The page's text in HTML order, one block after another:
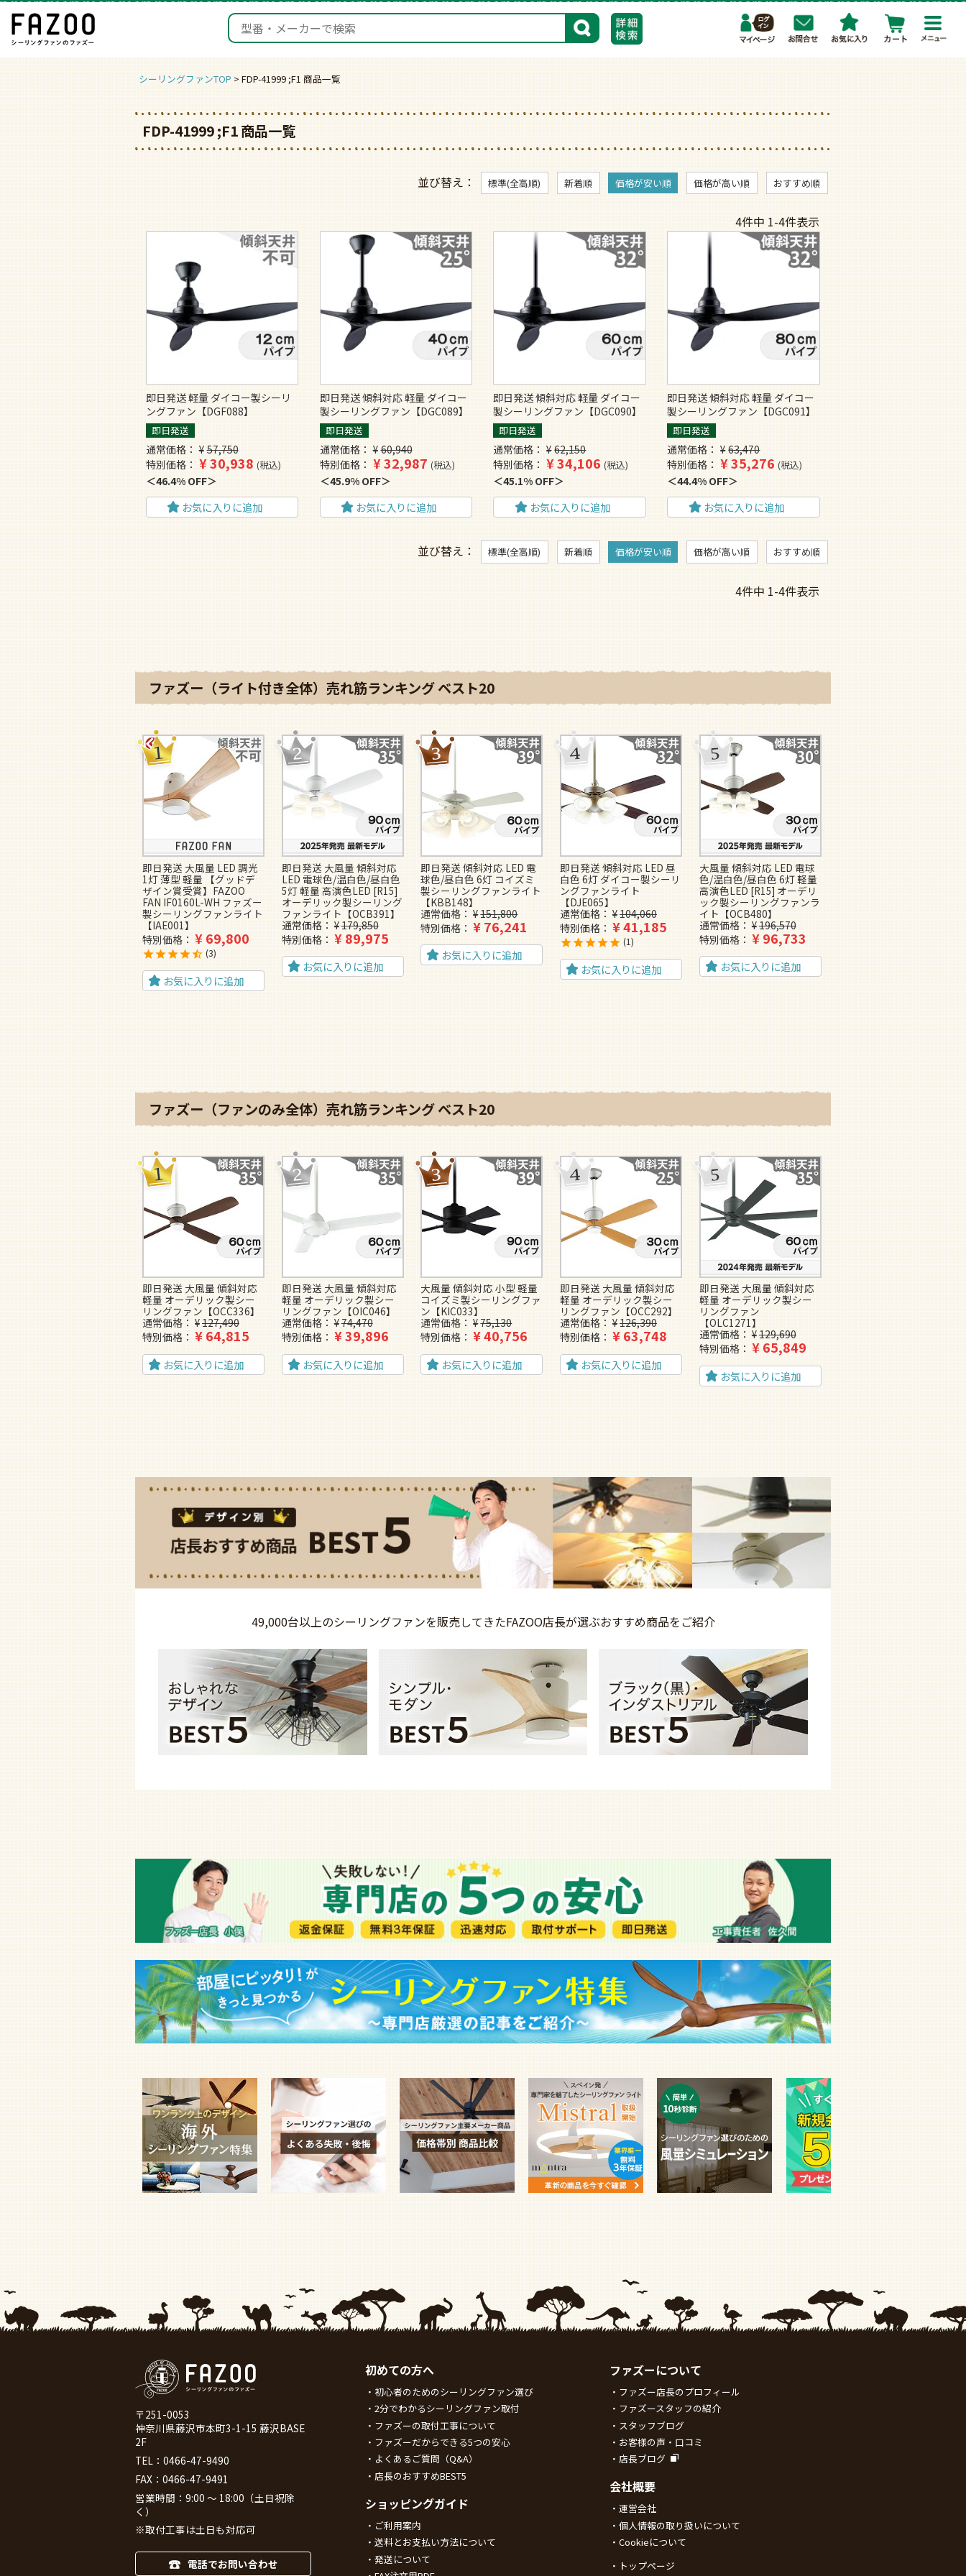
検索
シーリングファンTOP FDP-41999 ;F1 商品一覧
FDP-41999 ;F1 商品一覧
並び替え 標準(全高順) 新着順 価格が安い順 価格が高い順 おすすめ順
4件中 1-4件表示
即日発送 軽量 ダイコー製シーリ
ングファン【DGF088】
即日発送
通常価格 ¥ 57,750
特別価格
¥30,938 税込
46.4% OFF
お気に入りに追加
即日発送 傾斜対応 軽量 ダイコー
製シーリングファン【DGC089】
即日発送
通常価格 ¥ 60,940
特別価格
¥32,987 税込
45.9% OFF
お気に入りに追加
即日発送 傾斜対応 軽量 ダイコー
製シーリングファン【DGC090】
即日発送
通常価格 ¥ 62,150
特別価格
¥34,106 税込
45.1% OFF
お気に入りに追加
即日発送 傾斜対応 軽量 ダイコー
製シーリングファン【DGC091】
即日発送
通常価格 ¥ 63,470
特別価格
¥35,276 税込
44.4% OFF
お気に入りに追加
並び替え 標準(全高順) 新着順 価格が安い順 価格が高い順 おすすめ順
4件中 1-4件表示
ファズー（ライト付き全体）売れ筋ランキング ベスト20
即日発送 大風量 LED 調光
1灯 薄型 軽量 【グッドデ
ザイン賞受賞】FAZOO
FAN IF0160L-WH ファズー
製シーリングファンライト
【IAE001】
特別価格
¥69,800
3
お気に入りに追加
即日発送 大風量 傾斜対応
LED 電球色/温白色/昼白色
5灯 軽量 高演色LED [R15]
オーデリック製シーリング
ファンライト【OCB391】
通常価格
¥179,850
特別価格
¥ 89,975
お気に入りに追加
即日発送 傾斜対応 LED 電
球色/昼白色 6灯 コイズミ
製シーリングファンライト
【KBB148】
通常価格
¥151,800
特別価格
¥76,241
お気に入りに追加
即日発送 傾斜対応 LED 昼
白色 6灯 ダイコー製シーリ
ングファンライト
【DJE065】
通常価格
¥104,060
特別価格
¥41,185
1
お気に入りに追加
大風量 傾斜対応 LED 電球
色/温白色/昼白色 6灯 軽量
高演色LED [R15] オーデリ
ック製シーリングファンラ
イト【OCB480】
通常価格
¥196,570
特別価格
¥ 96,733
お気に入りに追加
ファズー（ファンのみ全体）売れ筋ランキング ベスト20
即日発送 大風量 傾斜対応
軽量 オーデリック製シー
リングファン【OCC336】
通常価格
¥127,490
特別価格
¥64,815
お気に入りに追加
即日発送 大風量 傾斜対応
軽量 オーデリック製シー
リングファン【OIC046】
通常価格
¥74,470
特別価格
¥39,896
お気に入りに追加
大風量 傾斜対応 小型 軽量
コイズミ製シーリングファ
ン【KIC033】
通常価格
¥75,130
特別価格
¥40,756
お気に入りに追加
即日発送 大風量 傾斜対応
軽量 オーデリック製シー
リングファン【OCC292】
通常価格
¥126,390
特別価格
¥63,748
お気に入りに追加
即日発送 大風量 傾斜対応
軽量 オーデリック製シー
リングファン
【OLC1271】
通常価格
¥129,690
特別価格
¥ 65,849
お気に入りに追加
49,000台以上のシーリングファンを販売してきたFAZOO店長が選ぶおすすめ商品をご紹介
初めての方へ
初心者のためのシーリングファン選び
2分でわかるシーリングファン取付
ファズーの取付工事について
ファズーだからできる5つの安心
よくあるご質問（Q&A）
店長のおすすめBEST5
ショッピングガイド
ご利用案内
送料とお支払い方法について
発送について
ファズーについて
ファズー店長のプロフィール
ファズースタッフの紹介
スタッフブログ
お客様の声・口コミ
店長ブログ
会社概要
運営会社
個人情報の取り扱いについて
Cookieについて
トップページ
〒251-0053
神奈川県藤沢市本町3-1-15 藤沢BASE
2F
TEL： 0466-47-9490
FAX：0466-47-9491
営業時間：9:00 ～ 18:00（土日祝除
く）
※取付工事は土日も対応可
電話でお問い合わせ